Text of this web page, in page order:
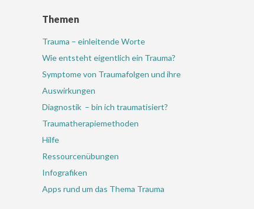
Themen
Trauma – einleitende Worte
Wie entsteht eigentlich ein Trauma?
Symptome von Traumafolgen und ihre
Auswirkungen
Diagnostik – bin ich traumatisiert?
Traumatherapiemethoden
Hilfe
Ressourcenübungen
Infografiken
Apps rund um das Thema Trauma